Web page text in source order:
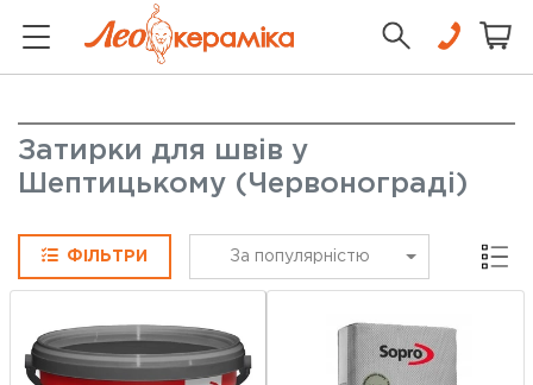
Затирки для швів у
Шептицькому (Червонограді)
ФІЛЬТРИ За популярністю Сітка